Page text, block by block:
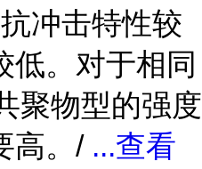
冲击特性较
低。对于相同
聚物型的强度
高。/ ...查看